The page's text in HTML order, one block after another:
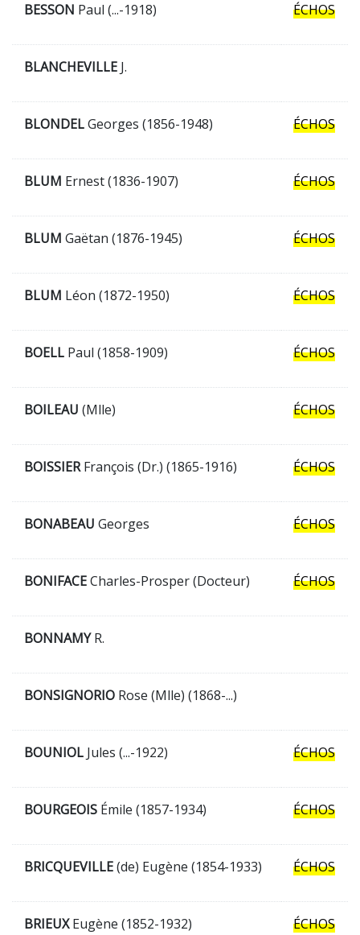
BESSON Paul (...-1918) ÉCHOS
BLANCHEVILLE J.
BLONDELGeorges (1856-1948) ÉCHOS
BLUM Ernest (1836-1907) ÉCHOS
BLUM Gaëtan (1876-1945) ÉCHOS
BLUM Léon (1872-1950) ÉCHOS
BOELL Paul (1858-1909) ÉCHOS
BOILEAU (Mlle) ÉCHOS
BOISSIERFrançois (Dr.) (1865-1916) ÉCHOS
BONABEAU Georges ÉCHOS
BONIFACECharles-Prosper (Docteur) ÉCHOS
BONNAMYR.
BONSIGNORIO Rose (Mlle) (1868-...)
BOUNIOL Jules (...-1922) ÉCHOS
BOURGEOIS Émile (1857-1934) ÉCHOS
BRICQUEVILLE(de) Eugène (1854-1933) ÉCHOS
BRIEUXEugène (1852-1932) ÉCHOS